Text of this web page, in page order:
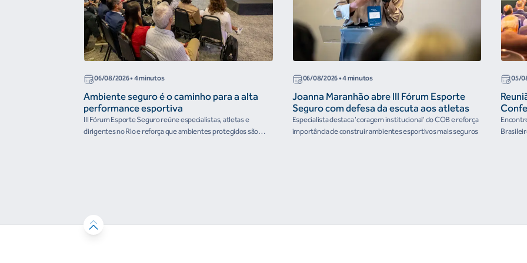
06/08/2026• 4 minutos
Ambiente seguro é o caminho para a alta
performance esportiva
III Fórum Esporte Seguro reúne especialistas, atletas e
dirigentes no Rio e reforça que ambientes protegidos são
06/08/2026• 4 minutos
Joanna Maranhão abre III Fórum Esporte
Seguro com defesa da escuta aos atletas
Especialista destaca 'coragem institucional' do COB e reforça
importância de construir ambientes esportivos mais seguros
05/
the